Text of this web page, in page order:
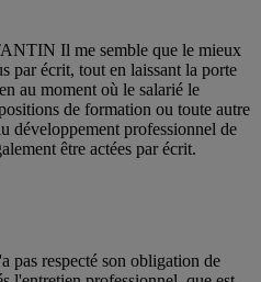
Il me semble que le mieux
par écrit, tout en laissant la porte
au moment où le salarié le
de formation ou toute autre
développement professionnel de
être actées par écrit.
pas respecté son obligation de